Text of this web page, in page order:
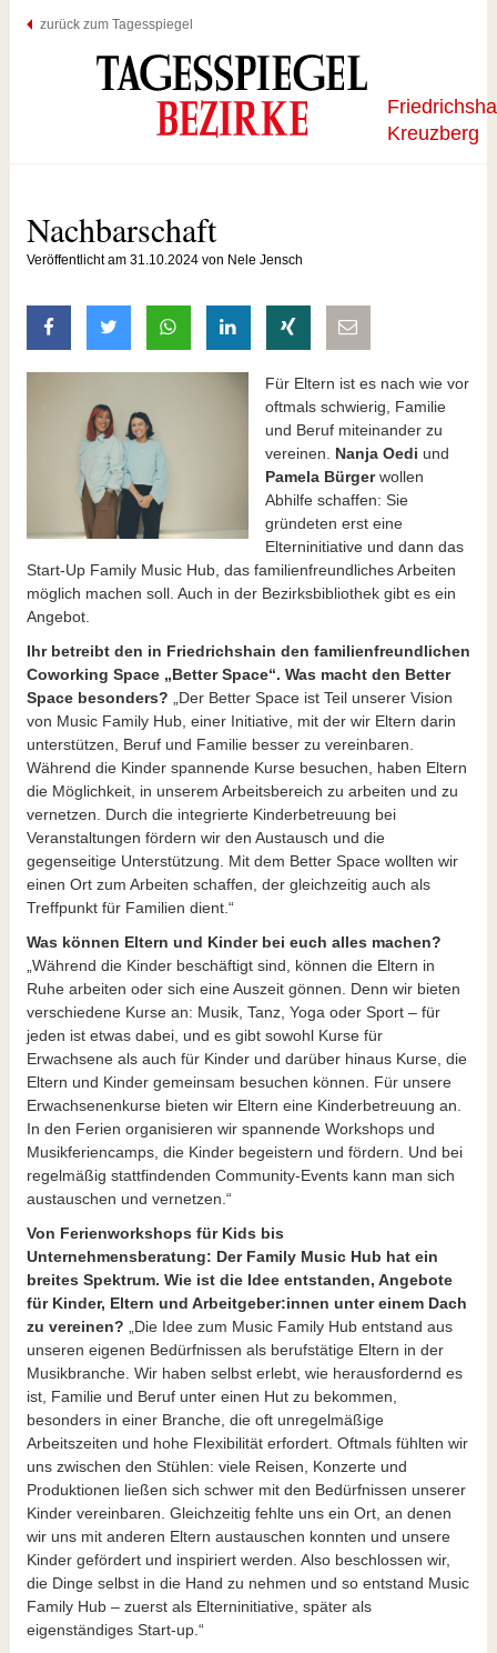
zurück zum Tagesspiegel
Kreuzberg
Nachbarschaft
Veröffentlicht am 31.10.2024 von Nele Jensch
auf Facebook teilen
auf Twitter teilenmit Whatsapp teilen
auf LinkedIn teilen
auf Xing teilen
Für Eltern ist es nach wie vor
oftmals schwierig, Familie
und Beruf miteinander zu
vereinen. Nanja Oedi und
Pamela Bürgerwollen
Abhilfe schaffen: Sie
gründeten erst eine
Elterninitiative und dann das
Start-Up Family Music Hub, das familienfreundliches Arbeiten
möglich machen soll. Auch in der Bezirksbibliothek gibt es ein
Angebot.
Ihr betreibt den in Friedrichshain den familienfreundlichen
Coworking Space „Better Space“. Was macht den Better
Space besonders?
„Der Better Space ist Teil unserer Vision
von Music Family Hub, einer Initiative, mit der wir Eltern darin
unterstützen, Beruf und Familie besser zu vereinbaren.
Während die Kinder spannende Kurse besuchen, haben Eltern
die Möglichkeit, in unserem Arbeitsbereich zu arbeiten und zu
vernetzen. Durch die integrierte Kinderbetreuung bei
Veranstaltungen fördern wir den Austausch und die
gegenseitige Unterstützung. Mit dem Better Space wollten wir
einen Ort zum Arbeiten schaffen, der gleichzeitig auch als
Treffpunkt für Familien dient.“
Was können Eltern und Kinder bei euch alles machen?
„Während die Kinder beschäftigt sind, können die Eltern in
Ruhe arbeiten oder sich eine Auszeit gönnen. Denn wir bieten
verschiedene Kurse an: Musik, Tanz, Yoga oder Sport – für
jeden ist etwas dabei, und es gibt sowohl Kurse für
Erwachsene als auch für Kinder und darüber hinaus Kurse, die
Eltern und Kinder gemeinsam besuchen können. Für unsere
Erwachsenenkurse bieten wir Eltern eine Kinderbetreuung an.
In den Ferien organisieren wir spannende Workshops und
Musikferiencamps, die Kinder begeistern und fördern. Und bei
regelmäßig stattfindenden Community-Events kann man sich
austauschen und vernetzen.“
Von Ferienworkshops für Kids bis
Unternehmensberatung: Der Family Music Hub hat ein
breites Spektrum. Wie ist die Idee entstanden, Angebote
für Kinder, Eltern und Arbeitgeber:innen unter einem Dach
zu vereinen?
„Die Idee zum Music Family Hub entstand aus
unseren eigenen Bedürfnissen als berufstätige Eltern in der
Musikbranche. Wir haben selbst erlebt, wie herausfordernd es
ist, Familie und Beruf unter einen Hut zu bekommen,
besonders in einer Branche, die oft unregelmäßige
Arbeitszeiten und hohe Flexibilität erfordert. Oftmals fühlten wir
uns zwischen den Stühlen: viele Reisen, Konzerte und
Produktionen ließen sich schwer mit den Bedürfnissen unserer
Kinder vereinbaren. Gleichzeitig fehlte uns ein Ort, an denen
wir uns mit anderen Eltern austauschen konnten und unsere
Kinder gefördert und inspiriert werden. Also beschlossen wir,
die Dinge selbst in die Hand zu nehmen und so entstand Music
Family Hub – zuerst als Elterninitiative, später als
eigenständiges Start-up.“